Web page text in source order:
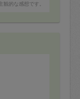
的な感想です。